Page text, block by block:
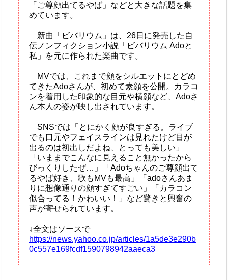
「ご尊顔出てるやば」などと大きな話題を集
めています。
新曲「ビバリウム」は、26日に発売した自
伝ノンフィクション小説「ビバリウム Adoと
私」を元に作られた楽曲です。
MVでは、これまで顔をシルエットにとどめ
てきたAdoさんが、初めて素顔を公開。カラコ
ンを着用した印象的な目元や横顔など、Adoさ
ん本人の姿が映し出されています。
SNSでは「とにかく顔が良すぎる。ライブ
でも口元やフェイスラインは見れたけど目が
出るのは初出しだよね、とっても美しい」
「いままでこんなに見えること無かったから
びっくりしたぜ…」「Adoちゃんのご尊顔出て
るやば好き、歌もMVも最高」「adoさんあま
りに想像通りの顔すぎてすごい」「カラコン
似合ってる！かわいい！」など驚きと興奮の
声が寄せられています。
↓全文はソースで
https://news.yahoo.co.jp/articles/1a5de3e290b
0c557e169fcdf1590798942aaeca3